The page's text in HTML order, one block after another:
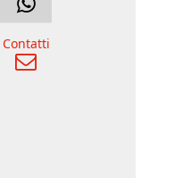
Contatti